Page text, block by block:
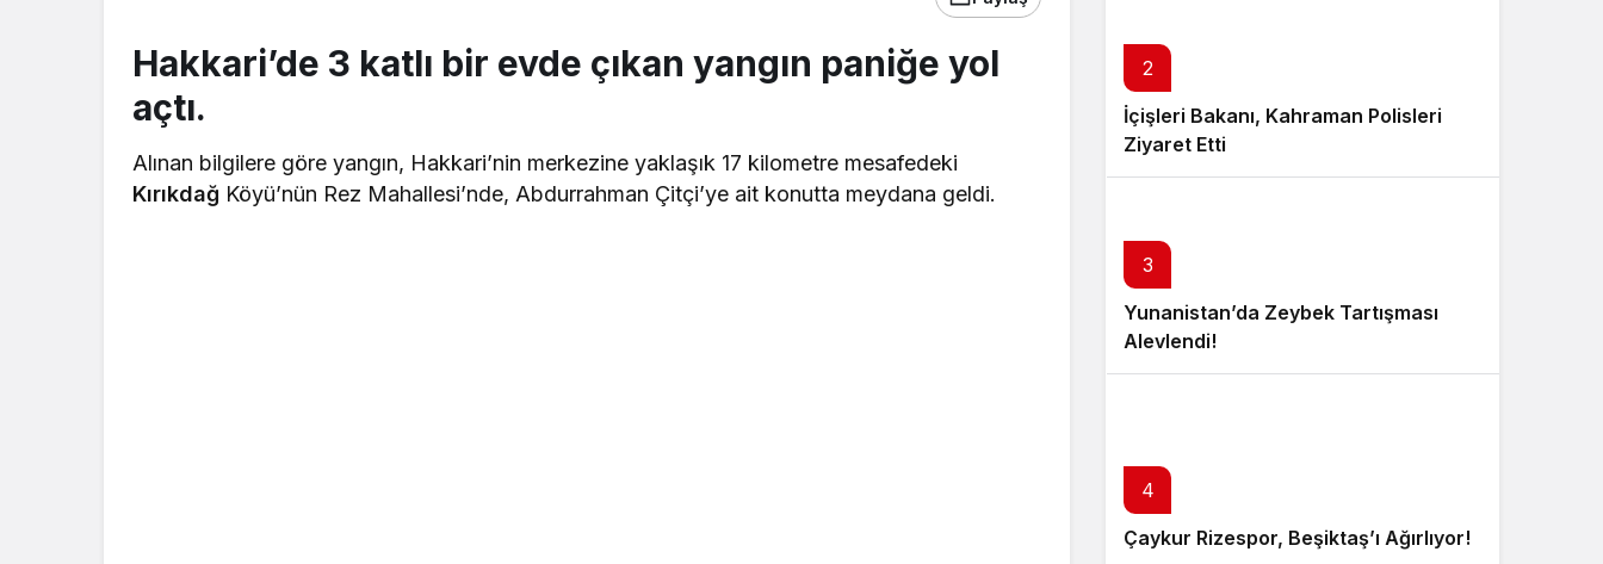
Hakkari’de 3 katlı bir evde çıkan yangın paniğe yol
açtı.
Alınan bilgilere göre yangın, Hakkari’nin merkezine yaklaşık 17 kilometre mesafedeki
Kırıkdağ Köyü’nün Rez Mahallesi’nde, Abdurrahman Çitçi’ye ait konutta meydana geldi.
2
İçişleri Bakanı, Kahraman Polisleri
Ziyaret Etti
3
Yunanistan’da Zeybek Tartışması
Alevlendi!
4
Çaykur Rizespor, Beşiktaş’ı Ağırlıyor!